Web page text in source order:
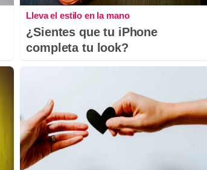
Lleva el estilo en la mano
¿Sientes que tu iPhone
completa tu look?